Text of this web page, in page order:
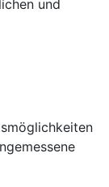
und